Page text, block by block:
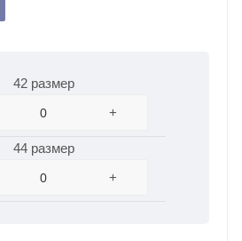
42 размер
+
44 размер
+